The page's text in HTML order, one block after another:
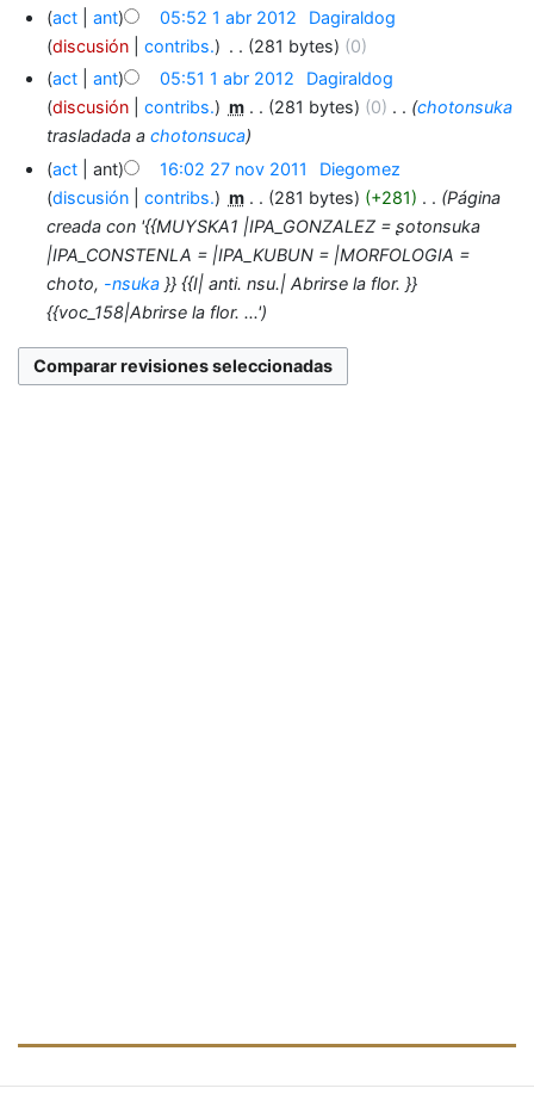
act
ant 05:52 1 abr 2012
Dagiraldog
discusión
contribs. 281 bytes
0
act
ant 05:51 1 abr 2012
Dagiraldog
discusión
contribs. m 281 bytes 0
chotonsuka
trasladada achotonsuca
act
ant 16:02 27 nov 2011
Diegomez
discusión
contribs. m 281 bytes +281
Página
creada con '{{MUYSKA1 |IPA_GONZALEZ = ʂotonsuka
|IPA_CONSTENLA = |IPA_KUBUN = |MORFOLOGIA =
choto, -nsuka }} {{I| anti. nsu.| Abrirse la flor. }}
{{voc_158|Abrirse la flor. ...'